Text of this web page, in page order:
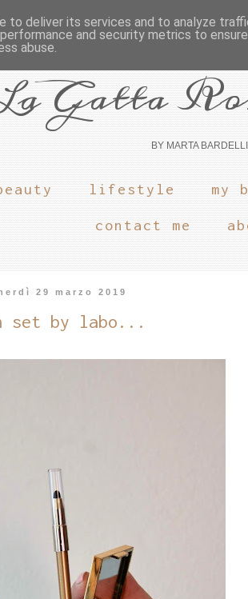
Gatta
BY MARTA BARDELLI
lifestyle my
contact me
29 marzo 2019
set by labo...
to deliver its services and to analyze
and security metrics to
abuse.